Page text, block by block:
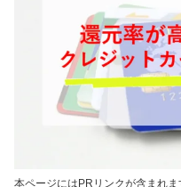
本ページにはPRリンクが含まれ